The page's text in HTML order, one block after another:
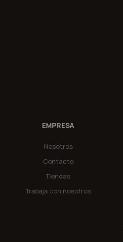
EMPRESA
Nosotros
Contacto
Tiendas
Trabaja con nosotros